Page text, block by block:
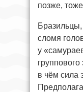
позже,
Бразильцы,
сломя
у
в чём сила